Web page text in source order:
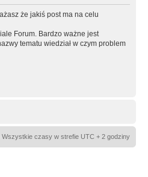
że jakiś post ma na celu
Forum. Bardzo ważne jest
tematu wiedział w czym problem
Wszystkie czasy w strefie UTC + 2 godziny